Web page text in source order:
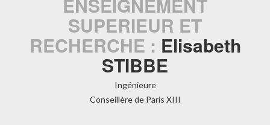
SUPERIEUR ET
RECHERCHE : Elisabeth
STIBBE
Ingénieure
Conseillère de Paris XIII